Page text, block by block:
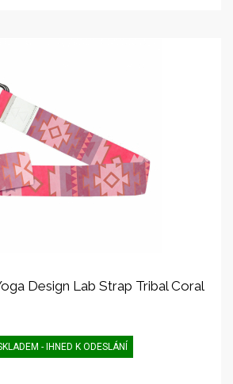
Design Lab Strap Tribal Coral
- IHNED K ODESLÁNÍ